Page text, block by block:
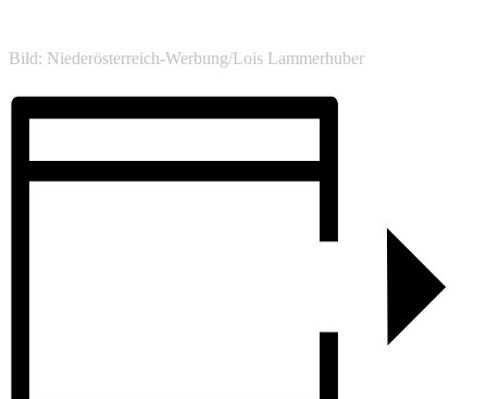
Bild: Niederösterreich-Werbung/Lois Lammerhuber